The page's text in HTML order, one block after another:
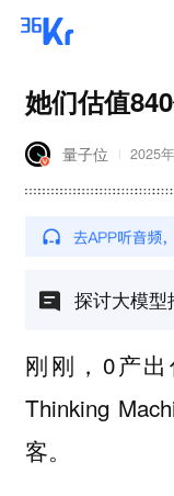
她们估值
量子位 2025
探讨大模型
刚刚，0产
Thinking
客。